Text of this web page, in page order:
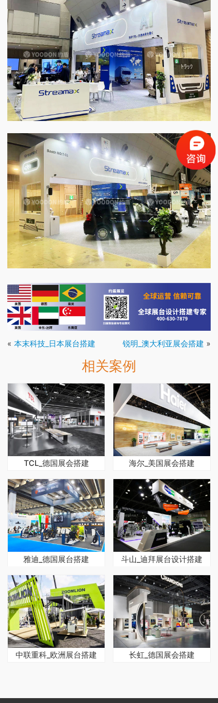
« 本末科技_日本展台搭建 锐明_澳大利亚展会搭建 »
相关案例
TCL_德国展会搭建 海尔_美国展会搭建
雅迪_德国展台搭建 斗山_迪拜展台设计搭建
中联重科_欧洲展台搭建 长虹_德国展会搭建